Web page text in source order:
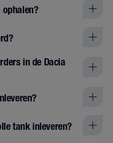
in de Dacia
tank inleveren?